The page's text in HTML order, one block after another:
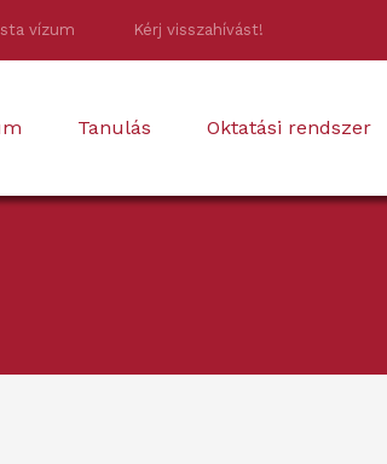
vízum Kérj visszahívást!
Tanulás Oktatási rendszer